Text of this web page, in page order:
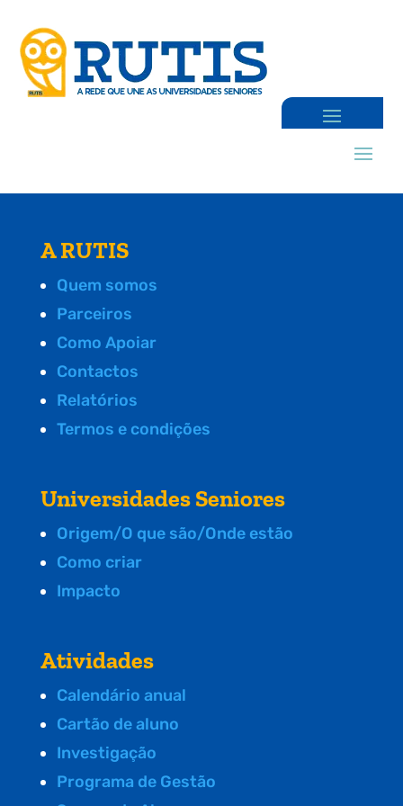
A RUTIS
Quem somos
Parceiros
Como Apoiar
Contactos
Relatórios
Termos e condições
Universidades Seniores
Origem/O que são/Onde estão
Como criar
Impacto
Atividades
Calendário anual
Cartão de aluno
Investigação
Programa de Gestão